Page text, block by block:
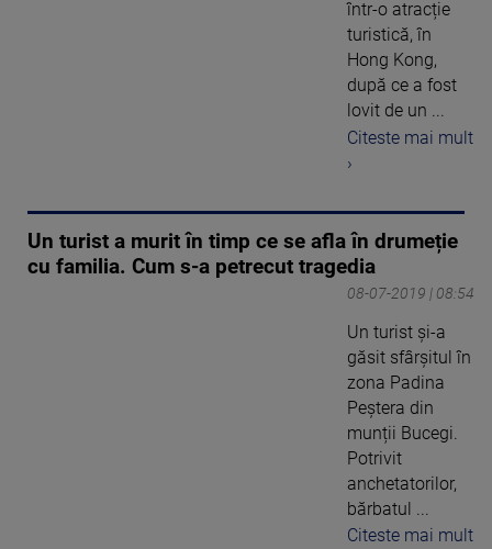
într-o atracție
turistică, în
Hong Kong,
după ce a fost
lovit de un ...
Citeste mai mult
›
Un turist a murit în timp ce se afla în drumeție
cu familia. Cum s-a petrecut tragedia
08-07-2019 | 08:54
Un turist și-a
găsit sfârșitul în
zona Padina
Peștera din
munții Bucegi.
Potrivit
anchetatorilor,
bărbatul ...
Citeste mai mult